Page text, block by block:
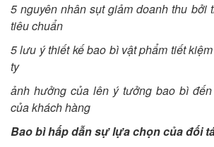
5 nguyên nhân sụt giảm doanh thu bởi
tiêu chuẩn
5 lưu ý thiết kế bao bì vật phẩm tiết
ty
ảnh hưởng của lên ý tưởng bao bì
của khách hàng
Bao bì hấp dẫn sự lựa chọn của đối